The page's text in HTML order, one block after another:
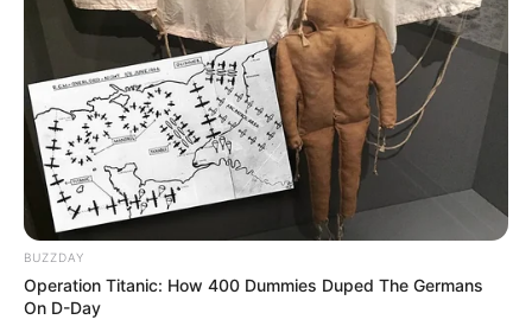
L’Eveil : 16 – 12 – 14 – 13 – 11 – 1 – 9 – 8
L’indépendant : 16 – 13 – 9 – 12 – 6 – 10 – 1 – 8
L’Yonne Républicaine : 16 – 14 – 12 – 13 – 9 – 1 – 10 – 11
La Marseillaise : 16 – 14 – 13 – 12 – 6 – 1 – 11 – 9
La Montagne : 6 – 14 – 16 – 9 – 11 – 13 – 1 – 8
La Provence : 16 – 9 – 2 – 14 – 1 – 6 – 13 – 11
La République du Centre : 16 – 6 – 14 – 11 – 1 – 12 – 2 – 9
La Voix du Nord : 16 – 6 – 14 – 11 – 9 – 12 – 13 – 1
Le Courrier Picard : 16 – 14 – 11 – 12 – 6 – 9 – 8 – 10
Le Dauphiné Libéré : 16 – 9 – 2 – 14 – 8 – 13 – 10 – 6
Le Matin de Lausanne : 16 – 9 – 14 – 11 – 6 – 10 – 12 – 3
BUZZDAY
Operation Titanic: How 400 Dummies Duped The Germans
On D-Day